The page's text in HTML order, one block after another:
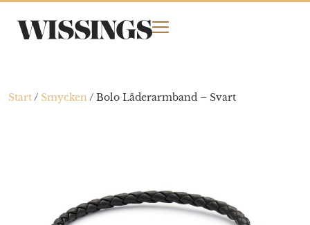
Start/ Smycken / Bolo Läderarmband – Svart